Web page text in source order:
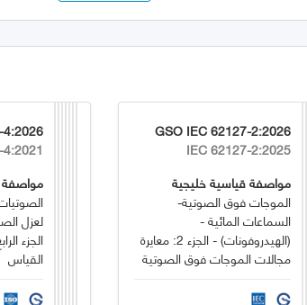
GSO IEC 62127-2:2026
IEC 62127-2:2025
مواصفة قياسية خليجية
الموجات فوق الصوتية-
السماعات المائية -
(الهيدروفونات) - الجزء 2: معايرة
مجالات الموجات فوق الصوتية
مواصفة
لعزل
الجزء
القياس